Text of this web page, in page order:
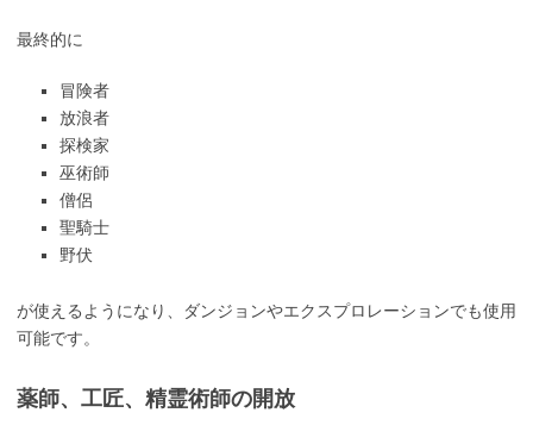
最終的に
冒険者
放浪者
探検家
巫術師
僧侶
聖騎士
野伏
が使えるようになり、ダンジョンやエクスプロレーションでも使用
可能です。
薬師、工匠、精霊術師の開放